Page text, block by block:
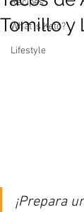
Recipes
What is Keto?
Lifestyle
Tomillo y
¡Prepara